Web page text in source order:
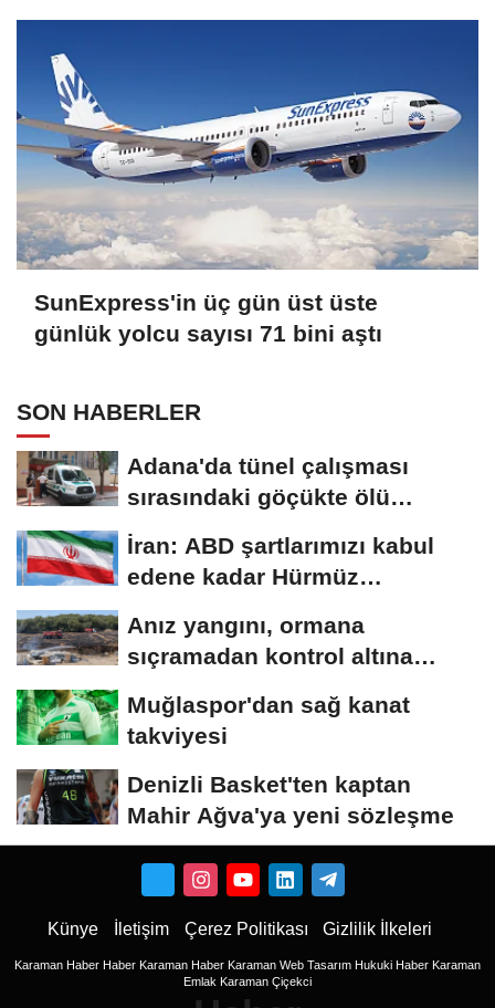
SunExpress'in üç gün üst üste
günlük yolcu sayısı 71 bini aştı
SON HABERLER
Adana'da tünel çalışması
sırasındaki göçükte ölü
sayısı...
İran: ABD şartlarımızı kabul
edene kadar Hürmüz
Anız yangını, ormana
sıçramadan kontrol altına
Muğlaspor'dan sağ kanat
takviyesi
Denizli Basket'ten kaptan
Mahir Ağva'ya yeni sözleşme
Künye İletişim Çerez Politikası Gizlilik İlkeleri
Karaman Haber Haber Karaman Haber Karaman Web Tasarım Hukuki Haber Karaman
Emlak Karaman Çiçekci